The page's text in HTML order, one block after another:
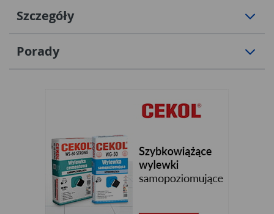
Szczegóły
Porady